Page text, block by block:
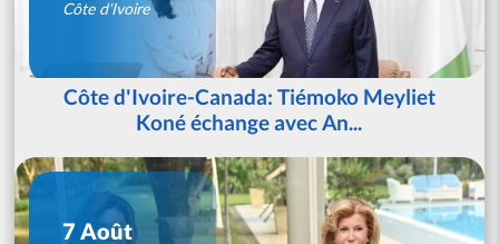
Côte d'Ivoire
Côte d'Ivoire-Canada: Tiémoko Meyliet
Koné échange avec An...
7 Août